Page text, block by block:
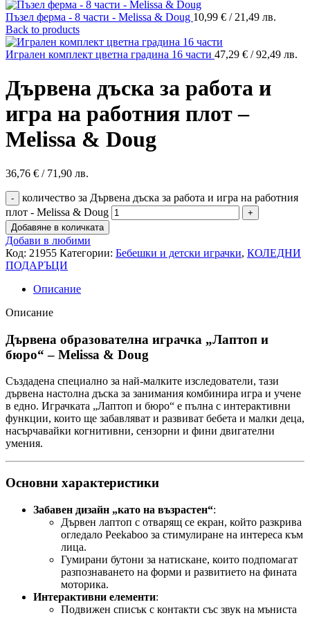
Пъзел ферма - 8 части - Melissa & Doug 10,99 € / 21,49 лв.
Back to products
Игрален комплект цветна градина 16 части 47,29 € / 92,49 лв.
Дървена дъска за работа и
игра на работния плот –
Melissa & Doug
36,76 € / 71,90 лв.
количество за Дървена дъска за работа и игра на работния
плот - Melissa & Doug
Добавяне в количката
Добави в любими
Код: 21955 Категории: Бебешки и детски играчки, КОЛЕДНИ
ПОДАРЪЦИ
Описание
Описание
Дървена образователна играчка „Лаптоп и
бюро“ – Melissa & Doug
Създадена специално за най-малките изследователи, тази
дървена настолна дъска за занимания комбинира игра и учене
в едно. Играчката „Лаптоп и бюро“ е пълна с интерактивни
функции, които ще забавляват и развиват бебета и малки деца,
насърчавайки когнитивни, сензорни и фини двигателни
умения.
Основни характеристики
Забавен дизайн „като на възрастен“:
Дървен лаптоп с отварящ се екран, който разкрива
огледало Peekaboo за стимулиране на интереса към
лица.
Гумирани бутони за натискане, които подпомагат
разпознаването на форми и развитието на фината
моторика.
Интерактивни елементи:
Подвижен списък с контакти със звук на мъниста